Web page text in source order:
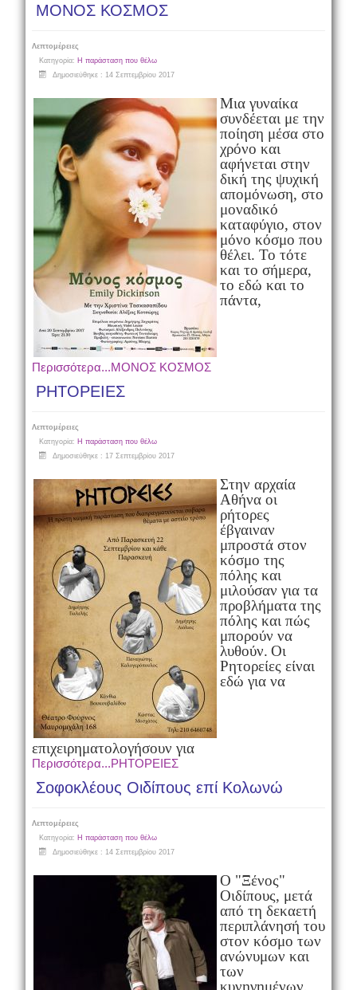
ΜΟΝΟΣ ΚΟΣΜΟΣ
Λεπτομέρειες
Κατηγορία: Η παράσταση που θέλω
Δημοσιεύθηκε : 14 Σεπτεμβρίου 2017
Μια γυναίκα
συνδέεται με την
ποίηση μέσα στο
χρόνο και
αφήνεται στην
δική της ψυχική
απομόνωση, στο
μοναδικό
καταφύγιο, στον
μόνο κόσμο που
θέλει. Το τότε
και το σήμερα,
το εδώ και το
πάντα,
Περισσότερα...ΜΟΝΟΣ ΚΟΣΜΟΣ
ΡΗΤΟΡΕΙΕΣ
Λεπτομέρειες
Κατηγορία: Η παράσταση που θέλω
Δημοσιεύθηκε : 17 Σεπτεμβρίου 2017
Στην αρχαία
Αθήνα οι
ρήτορες
έβγαιναν
μπροστά στον
κόσμο της
πόλης και
μιλούσαν για τα
προβλήματα της
πόλης και πώς
μπορούν να
λυθούν. Οι
Ρητορείες είναι
εδώ για να
επιχειρηματολογήσουν για
Περισσότερα...ΡΗΤΟΡΕΙΕΣ
Σοφοκλέους Οιδίπους επί Κολωνώ
Λεπτομέρειες
Κατηγορία: Η παράσταση που θέλω
Δημοσιεύθηκε : 14 Σεπτεμβρίου 2017
Ο "Ξένος"
Οιδίπους, μετά
από τη δεκαετή
περιπλάνησή του
στον κόσμο των
ανώνυμων και
των
κυνηγημένων,